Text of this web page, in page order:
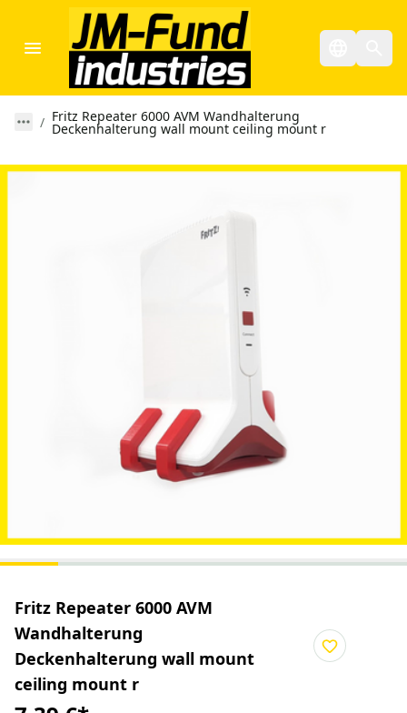
Fritz Repeater 6000 AVM Wandhalterung
Deckenhalterung wall mount ceiling mount r
Fritz Repeater 6000 AVM
Wandhalterung
Deckenhalterung wall mount
ceiling mount r